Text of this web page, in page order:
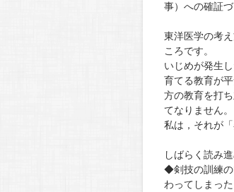
事）への確証
東洋医学の考
ころです。
いじめが発生
育てる教育が
方の教育を打
てなりません。
私は，それが
しばらく読み
◆剣技の訓練の
わってしまっ